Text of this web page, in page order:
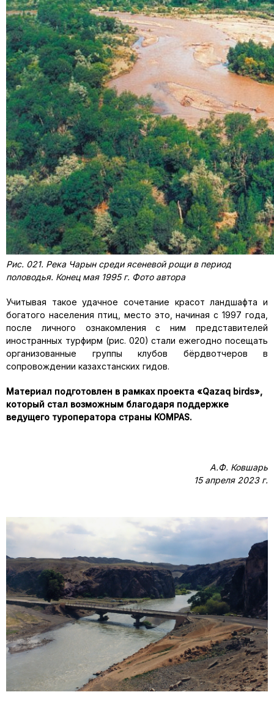
Рис. 021. Река Чарын среди ясеневой рощи в период
половодья. Конец мая 1995 г. Фото автора
Учитывая такое удачное сочетание красот ландшафта и
богатого населения птиц, место это, начиная с 1997 года,
после личного ознакомления с ним представителей
иностранных турфирм (рис. 020) стали ежегодно посещать
организованные группы клубов бёрдвотчеров в
сопровождении казахстанских гидов.
Материал подготовлен в рамках проекта «Qazaq birds»,
который стал возможным благодаря поддержке
ведущего туроператора страны KOMPAS.
А.Ф. Ковшарь
15 апреля 2023 г.